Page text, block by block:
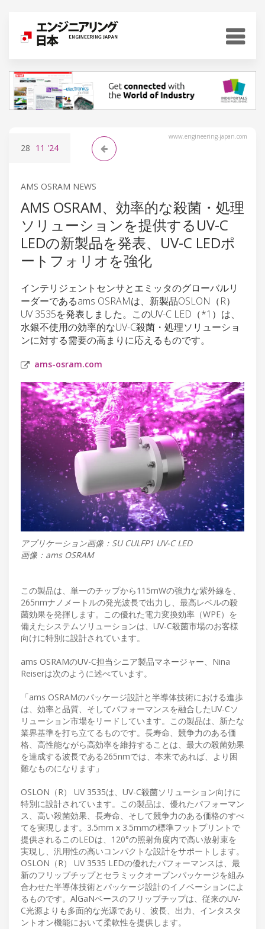
www.engineering-japan.com
28 11 '24
AMS OSRAM NEWS
AMS OSRAM、効率的な殺菌・処理
ソリューションを提供するUV-C
LEDの新製品を発表、UV-C LEDポ
ートフォリオを強化
インテリジェントセンサとエミッタのグローバルリ
ーダーであるams OSRAMは、新製品OSLON（R）
UV 3535を発表しました。このUV-C LED（*1）は、
水銀不使用の効率的なUV-C殺菌・処理ソリューショ
ンに対する需要の高まりに応えるものです。
ams-osram.com
アプリケーション画像：SU CULFP1 UV-C LED
画像：ams OSRAM
この製品は、単一のチップから115mWの強力な紫外線を、
265nmナノメートルの発光波長で出力し、最高レベルの殺
菌効果を発揮します。この優れた電力変換効率（WPE）を
備えたシステムソリューションは、UV-C殺菌市場のお客様
向けに特別に設計されています。
ams OSRAMのUV-C担当シニア製品マネージャー、Nina
Reiserは次のように述べています。
「ams OSRAMのパッケージ設計と半導体技術における進歩
は、効率と品質、そしてパフォーマンスを融合したUV-Cソ
リューション市場をリードしています。この製品は、新たな
業界基準を打ち立てるものです。長寿命、競争力のある価
格、高性能ながら高効率を維持することは、最大の殺菌効果
を達成する波長である265nmでは、本来であれば、より困
難なものになります」
OSLON（R） UV 3535は、UV-C殺菌ソリューション向けに
特別に設計されています。この製品は、優れたパフォーマン
ス、高い殺菌効果、長寿命、そして競争力のある価格のすべ
てを実現します。3.5mm x 3.5mmの標準フットプリントで
提供されるこのLEDは、120°の照射角度内で高い放射束を
実現し、汎用性の高いコンパクトな設計をサポートします。
OSLON（R） UV 3535 LEDの優れたパフォーマンスは、最
新のフリップチップとセラミックオープンパッケージを組み
合わせた半導体技術とパッケージ設計のイノベーションによ
るものです。AlGaNベースのフリップチップは、従来のUV-
C光源よりも多面的な光源であり、波長、出力、インタスタ
ントオン機能において柔軟性を提供します。